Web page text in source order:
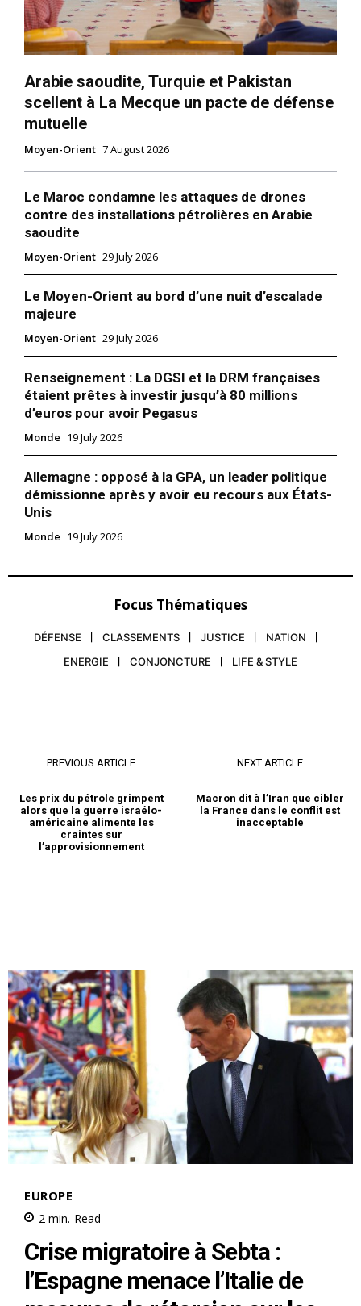
Arabie saoudite, Turquie et Pakistan
scellent à La Mecque un pacte de défense
mutuelle
Moyen-Orient 7 August 2026
Le Maroc condamne les attaques de drones
contre des installations pétrolières en Arabie
saoudite
Moyen-Orient 29 July 2026
Le Moyen-Orient au bord d’une nuit d’escalade
majeure
Moyen-Orient 29 July 2026
Renseignement : La DGSI et la DRM françaises
étaient prêtes à investir jusqu’à 80 millions
d’euros pour avoir Pegasus
Monde 19 July 2026
Allemagne : opposé à la GPA, un leader politique
démissionne après y avoir eu recours aux États-
Unis
Monde 19 July 2026
Focus Thématiques
DÉFENSE CLASSEMENTS JUSTICE
NATION
ENERGIE
CONJONCTURE LIFE & STYLE
PREVIOUS ARTICLE
Les prix du pétrole grimpent
alors que la guerre israélo-
américaine alimente les
craintes sur
l’approvisionnement
NEXT ARTICLE
Macron dit à l’Iran que cibler
la France dans le conflit est
inacceptable